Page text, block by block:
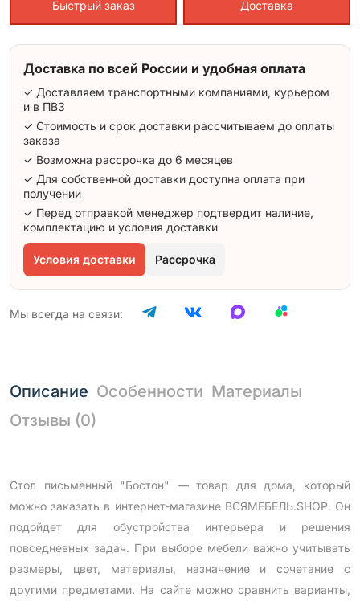
Быстрый заказ Доставка
Доставка по всей России и удобная оплата
✓ Доставляем транспортными компаниями, курьером
и в ПВЗ
✓ Стоимость и срок доставки рассчитываем до оплаты
заказа
✓ Возможна рассрочка до 6 месяцев
✓ Для собственной доставки доступна оплата при
получении
✓ Перед отправкой менеджер подтвердит наличие,
комплектацию и условия доставки
Условия доставки Рассрочка
Мы всегда на связи:
Описание Особенности Материалы
Отзывы (0)
Стол письменный "Бостон" — товар для дома, который
можно заказать в интернет-магазине ВСЯМЕБЕЛЬ.SHOP. Он
подойдет для обустройства интерьера и решения
повседневных задач. При выборе мебели важно учитывать
размеры, цвет, материалы, назначение и сочетание с
другими предметами. На сайте можно сравнить варианты,